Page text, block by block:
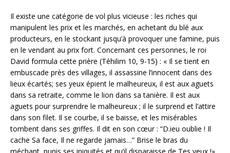
Il existe une catégorie de vol plus vicieuse : les riches qui
manipulent les prix et les marchés, en achetant du blé aux
producteurs, en le stockant jusqu’à provoquer une famine, puis
en le vendant au prix fort. Concernant ces personnes, le roi
David formula cette prière (Téhilim 10, 9-15) : « Il se tient en
embuscade près des villages, il assassine l’innocent dans des
lieux écartés; ses yeux épient le malheureux, il est aux aguets
dans sa retraite, comme le lion dans sa tanière. Il est aux
aguets pour surprendre le malheureux ; il le surprend et l’attire
dans son filet. Il se courbe, il se baisse, et les misérables
tombent dans ses griffes. Il dit en son cœur : “D.ieu oublie ! Il
cache Sa face, Il ne regarde jamais…” Brise le bras du